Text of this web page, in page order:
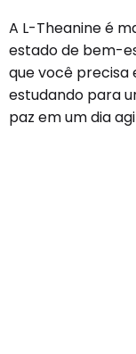
A L-Theanine é
estado de bem-
que você precisa
estudando para
paz em um dia